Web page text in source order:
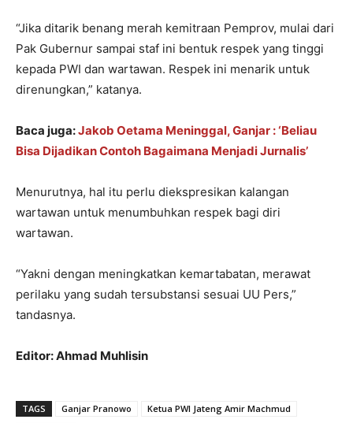
“Jika ditarik benang merah kemitraan Pemprov, mulai dari
Pak Gubernur sampai staf ini bentuk respek yang tinggi
kepada PWI dan wartawan. Respek ini menarik untuk
direnungkan,” katanya.
Baca juga:Jakob Oetama Meninggal, Ganjar : ‘Beliau
Bisa Dijadikan Contoh Bagaimana Menjadi Jurnalis’
Menurutnya, hal itu perlu diekspresikan kalangan
wartawan untuk menumbuhkan respek bagi diri
wartawan.
“Yakni dengan meningkatkan kemartabatan, merawat
perilaku yang sudah tersubstansi sesuai UU Pers,”
tandasnya.
Editor: Ahmad Muhlisin
TAGS Ganjar Pranowo
Ketua PWI Jateng Amir Machmud